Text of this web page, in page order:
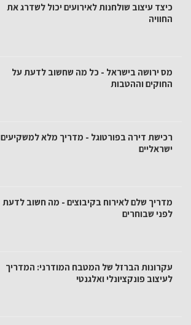
כיצד עיצוב שולחנות לאירועים יכול לשדרג את
החוויה
מס ירושה בישראל - כל מה שחשוב לדעת על
החוקים וההטבות
רכישת דירה בפורטוגל - מדריך מלא למשקיעים
ישראליים
מדריך שלם לאירוח בקיבוצים - מה חשוב לדעת
לפני שבוחרים
עקרונות הברזל של המטבח המודרני: המדריך
לעיצוב פונקציונלי ואלגנטי